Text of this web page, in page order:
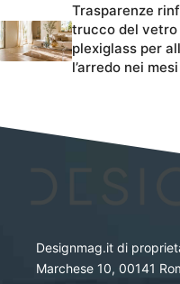
Trasparenze
trucco del
plexiglass per
l’arredo nei
Designmag.it di
Marchese 10, 00141